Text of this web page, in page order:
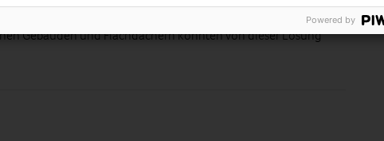
Gebäuden und Flachdächern könnten von dieser Lösung
Powered by